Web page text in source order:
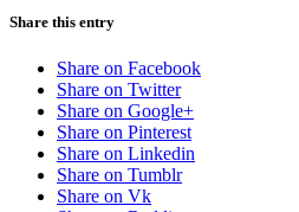
Share this entry
Share on Facebook
Share on Twitter
Share on Google+
Share on Pinterest
Share on Linkedin
Share on Tumblr
Share on Vk